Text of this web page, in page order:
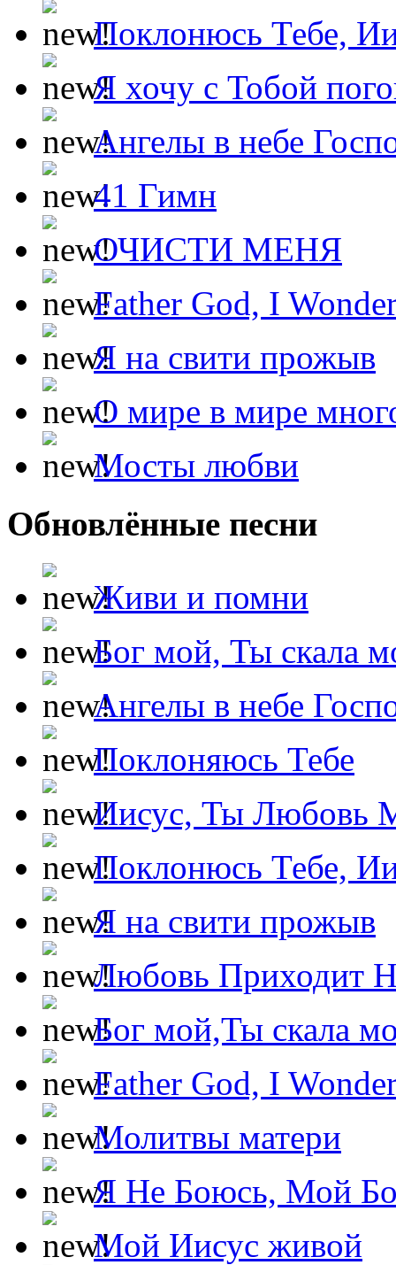
Поклонюсь Тебе,
Я хочу с Тобой
Ангелы в небе
41 Гимн
ОЧИСТИ МЕНЯ
Father God, I
Я на свити прожыв
О мире в мире
Мосты любви
Обновлённые песни
Живи и помни
Бог мой, Ты скала
Ангелы в небе
Поклоняюсь Тебе
Иисус, Ты Любовь
Поклонюсь Тебе,
Я на свити прожыв
Любовь Приходит
Бог мой,Ты скала
Father God, I
Молитвы матери
Я Не Боюсь, Мой
Мой Иисус живой